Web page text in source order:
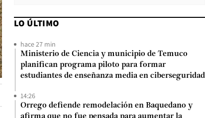
LO ÚLTIMO
hace 27 min
Ministerio de Ciencia y municipio de Temuco
planifican programa piloto para formar
estudiantes de enseñanza media en ciberseguridad
14:26
Orrego defiende remodelación en Baquedano y